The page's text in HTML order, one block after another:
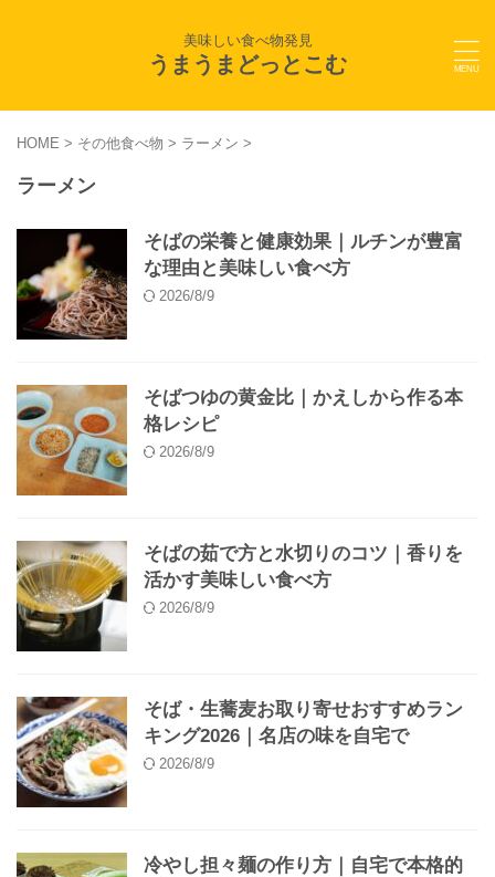
美味しい食べ物発見
うまうまどっとこむ
HOME > その他食べ物 > ラーメン >
ラーメン
そばの栄養と健康効果｜ルチンが豊富
な理由と美味しい食べ方
2026/8/9
そばつゆの黄金比｜かえしから作る本
格レシピ
2026/8/9
そばの茹で方と水切りのコツ｜香りを
活かす美味しい食べ方
2026/8/9
そば・生蕎麦お取り寄せおすすめラン
キング2026｜名店の味を自宅で
2026/8/9
冷やし担々麺の作り方｜自宅で本格的